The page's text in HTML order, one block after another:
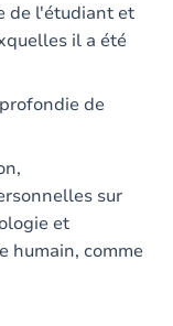
de l'étudiant et
il a été
de
sur
et
humain, comme